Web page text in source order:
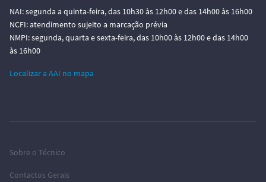
NAI: segunda a quinta-feira, das 10h30 às 12h00 e das 14h00 às 16h00
NCFI: atendimento sujeito a marcação prévia
NMPI: segunda, quarta e sexta-feira, das 10h00 às 12h00 e das 14h00
às 16h00
Localizar a AAI no mapa
Sobre o Técnico
Contactos Gerais